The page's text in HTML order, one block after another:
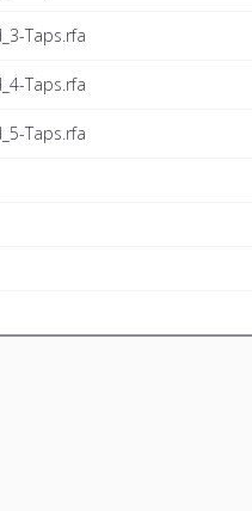
Taps.rfa
Taps.rfa
Taps.rfa